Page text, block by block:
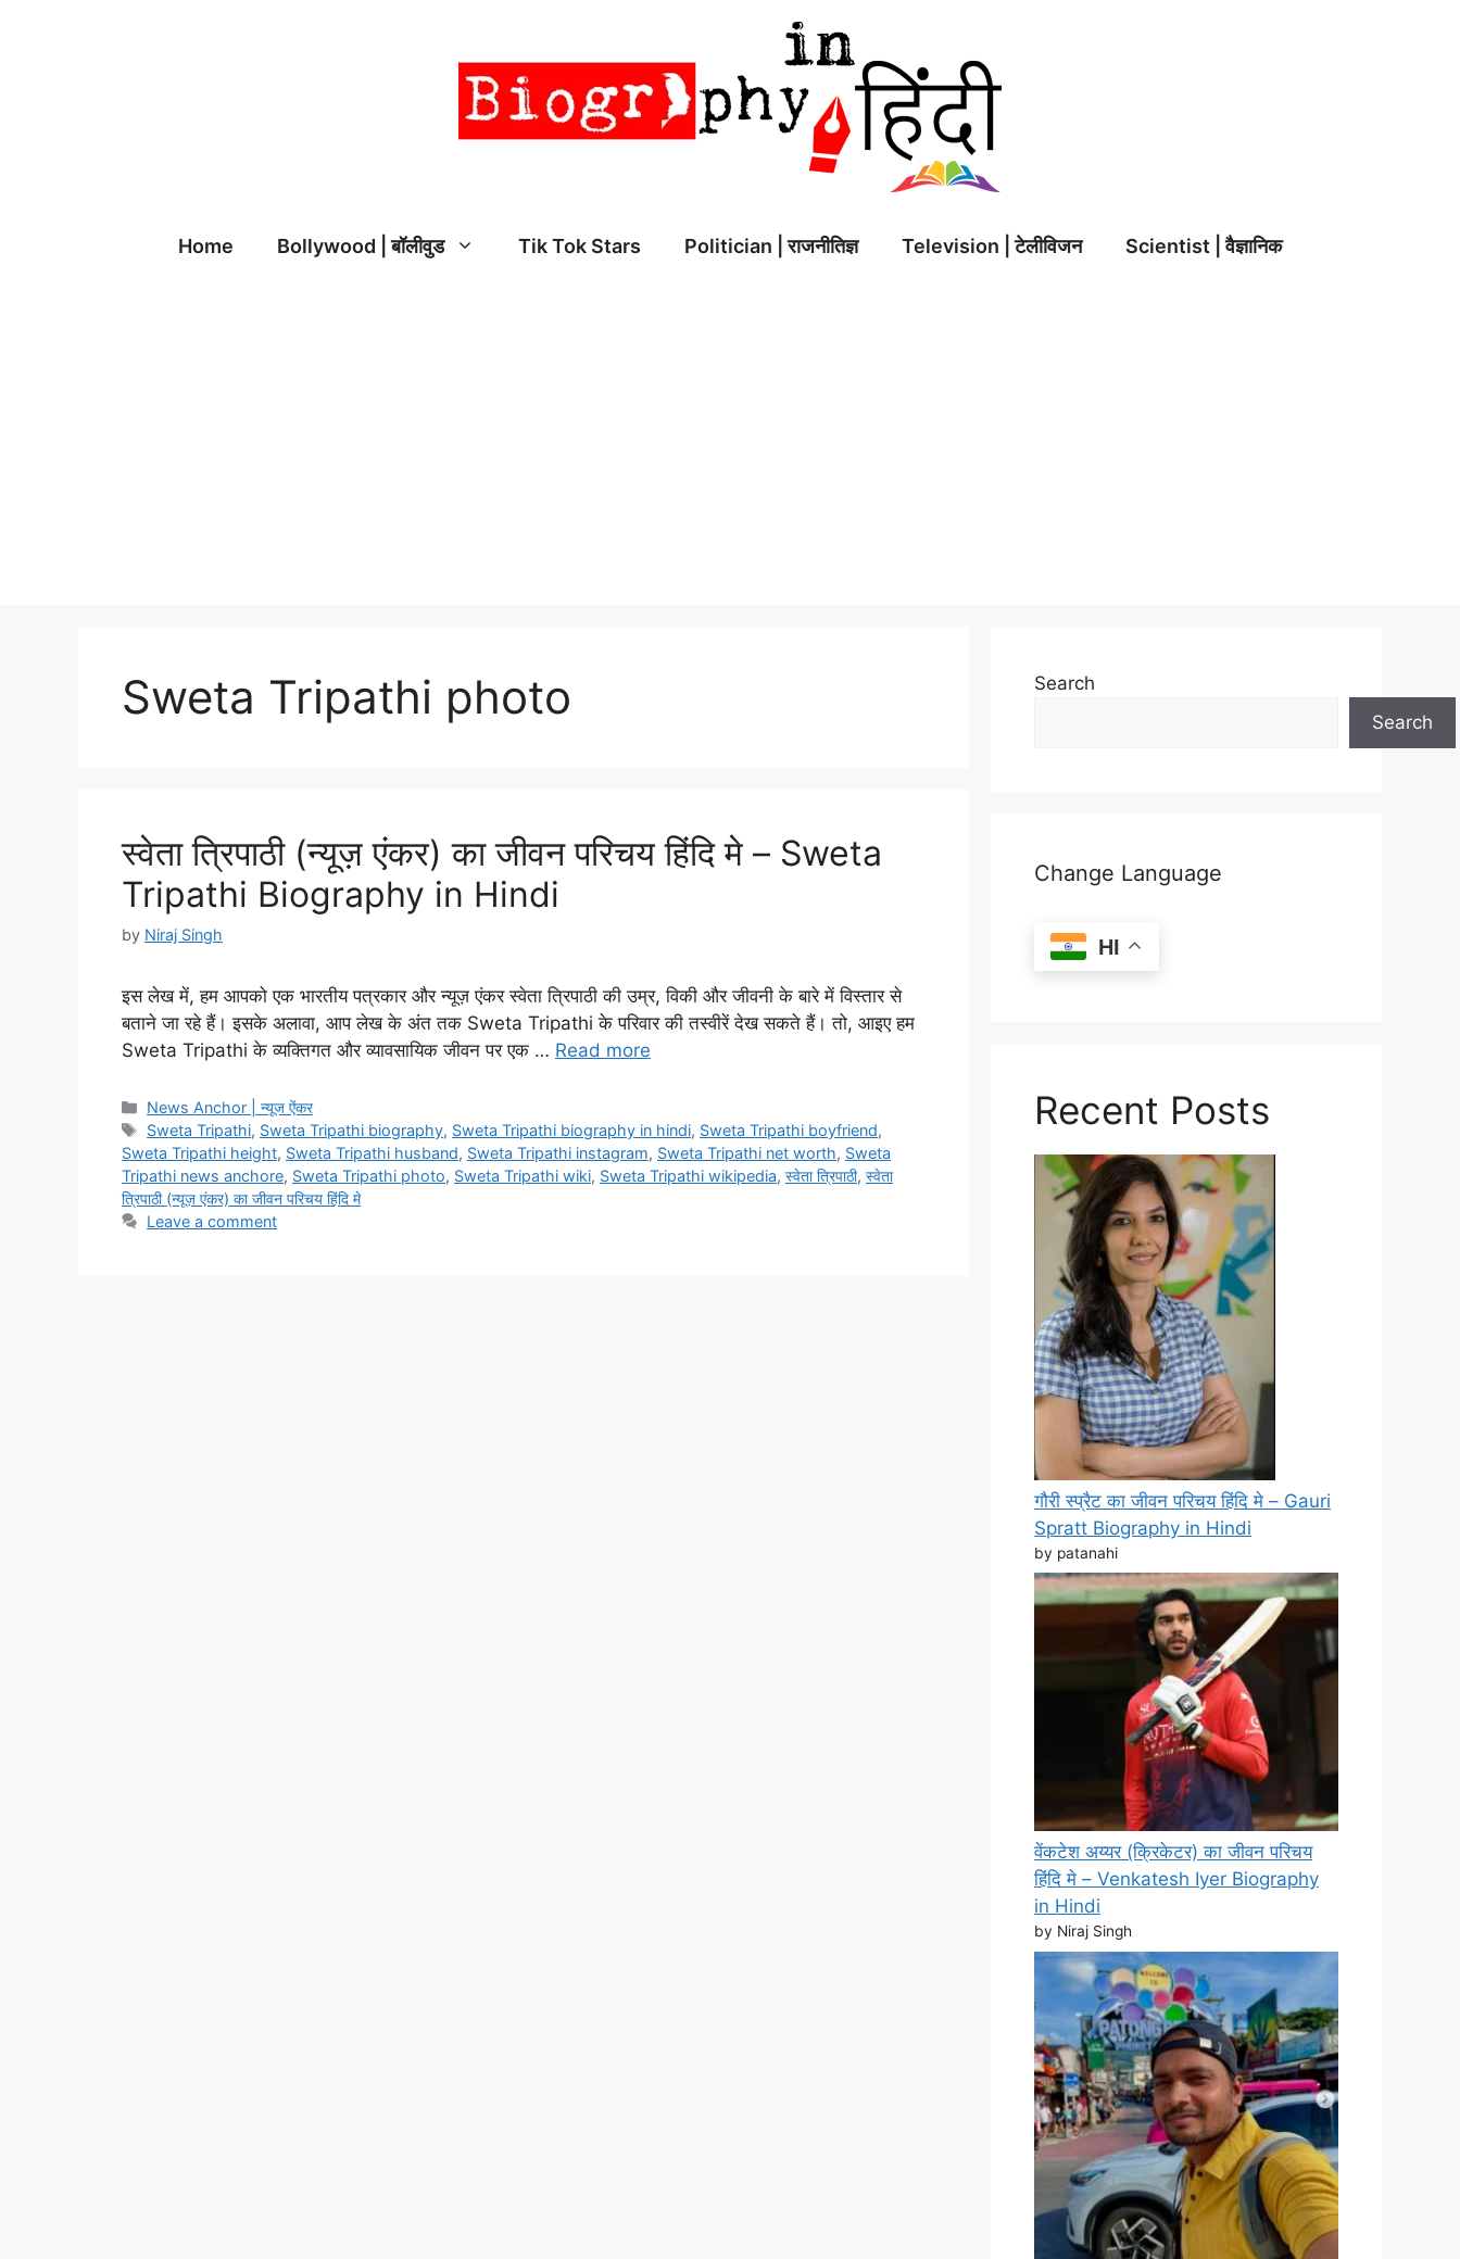
Home Bollywood | बॉलीवुड Tik Tok Stars Politician | राजनीतिज्ञ Television | टेलीविजन Scientist | वैज्ञानिक
Sweta Tripathi photo
स्वेता त्रिपाठी (न्यूज़ एंकर) का जीवन परिचय हिंदि मे – Sweta
Tripathi Biography in Hindi
by Niraj Singh
इस लेख में, हम आपको एक भारतीय पत्रकार और न्यूज़ एंकर स्वेता त्रिपाठी की उम्र, विकी और जीवनी के बारे में विस्तार से
बताने जा रहे हैं। इसके अलावा, आप लेख के अंत तक Sweta Tripathi के परिवार की तस्वीरें देख सकते हैं। तो, आइए हम
Sweta Tripathi के व्यक्तिगत और व्यावसायिक जीवन पर एक … Read more
Categories
News Anchor | न्यूज ऐंकर
Tags
Sweta Tripathi, Sweta Tripathi biography, Sweta Tripathi biography in hindi, Sweta Tripathi boyfriend,
Sweta Tripathi height, Sweta Tripathi husband, Sweta Tripathi instagram, Sweta Tripathi net worth, Sweta
Tripathi news anchore, Sweta Tripathi photo, Sweta Tripathi wiki, Sweta Tripathi wikipedia, स्वेता त्रिपाठी, स्वेता
त्रिपाठी (न्यूज़ एंकर) का जीवन परिचय हिंदि मे
Leave a comment
Search
Search
Change Language
HI
Recent Posts
गौरी स्प्रैट का जीवन परिचय हिंदि मे – Gauri
Spratt Biography in Hindi
by patanahi
वेंकटेश अय्यर (क्रिकेटर) का जीवन परिचय
हिंदि मे – Venkatesh Iyer Biography
in Hindi
by Niraj Singh